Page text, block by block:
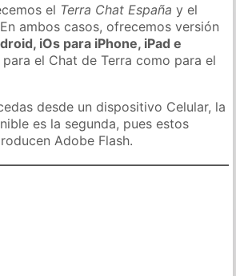
el Terra Chat España y el
ambos casos, ofrecemos versión
iOs para iPhone, iPad e
el Chat de Terra como para el
desde un dispositivo Celular, la
es la segunda, pues estos
Adobe Flash.